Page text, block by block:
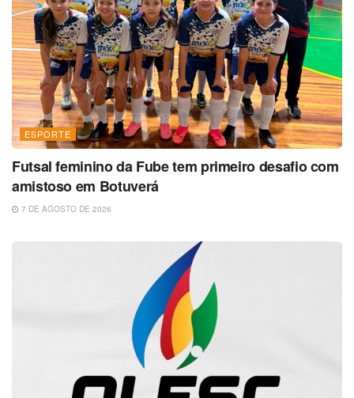
ESPORTE
Futsal feminino da Fube tem primeiro desafio com
amistoso em Botuverá
7 DE AGOSTO DE 2026